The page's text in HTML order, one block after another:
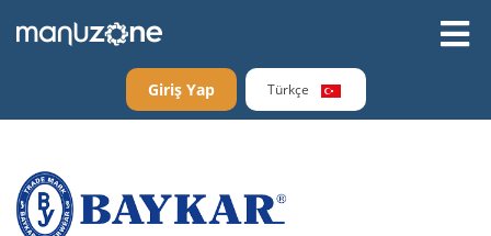
Giriş Yap Türkçe